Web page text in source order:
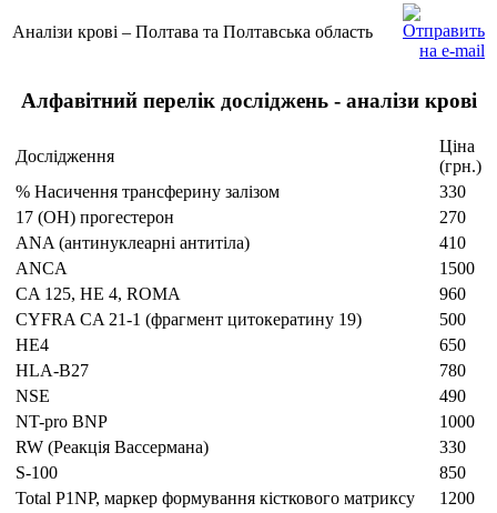
Аналізи крові – Полтава та Полтавська область
Алфавітний перелік досліджень - аналізи крові
Дослідження
Ціна
(грн.)
% Насичення трансферину залізом
330
17 (ОН) прогестерон
270
ANA (антинуклеарні антитіла)
410
ANCA
1500
CA 125, HE 4, ROMA
960
CYFRA CA 21-1 (фрагмент цитокератину 19)
500
HE4
650
HLA-B27
780
NSE
490
NT-pro BNP
1000
RW (Реакція Вассермана)
330
S-100
850
Total P1NP, маркер формування кісткового матриксу
1200